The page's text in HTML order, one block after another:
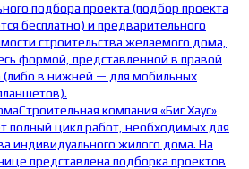
подбора проекта (подбор проекта
бесплатно) и предварительного
строительства желаемого дома,
формой, представленной в правой
(либо в нижней — для мобильных
Строительная компания «Биг Хаус»
полный цикл работ, необходимых для
индивидуального жилого дома. На
представлена подборка проектов